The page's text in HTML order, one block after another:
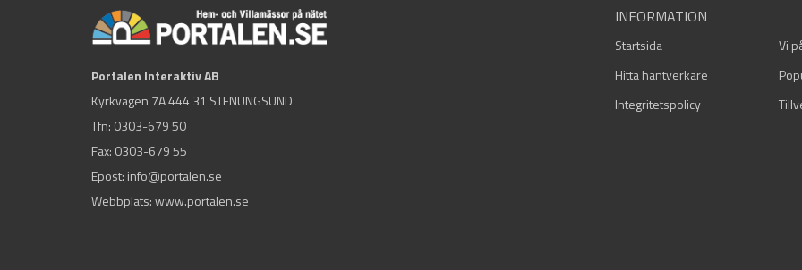
Portalen Interaktiv AB
Kyrkvägen 7A 444 31 STENUNGSUND
Tfn: 0303-679 50
Fax: 0303-679 55
Epost: info@portalen.se
Webbplats: www.portalen.se
INFORMATION
Startsida
Vi
Hitta hantverkare
Integritetspolicy